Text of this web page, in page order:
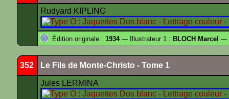
Rudyard KIPLING
Édition originale : 1934--- Illustrateur 1 : BLOCH Marcel ---
352 Le Fils de Monte-Christo - Tome 1
Jules LERMINA